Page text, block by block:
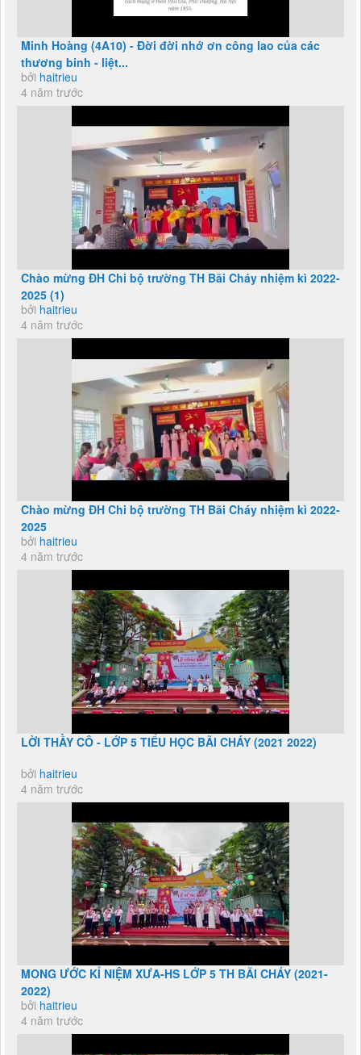
Minh Hoàng (4A10) - Đời đời nhớ ơn công lao của các
thương binh - liệt...
bởi haitrieu
4 năm trước
Chào mừng ĐH Chi bộ trường TH Bãi Cháy nhiệm kì 2022-
2025 (1)
bởi haitrieu
4 năm trước
Chào mừng ĐH Chi bộ trường TH Bãi Cháy nhiệm kì 2022-
2025
bởi haitrieu
4 năm trước
LỜI THẦY CÔ - LỚP 5 TIỂU HỌC BÃI CHÁY (2021 2022)
bởi haitrieu
4 năm trước
MONG ƯỚC KỈ NIỆM XƯA-HS LỚP 5 TH BÃI CHÁY (2021-
2022)
bởi haitrieu
4 năm trước